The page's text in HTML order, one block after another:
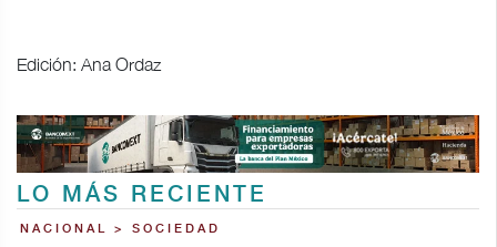
Edición: Ana Ordaz
LO MÁS RECIENTE
NACIONAL > SOCIEDAD